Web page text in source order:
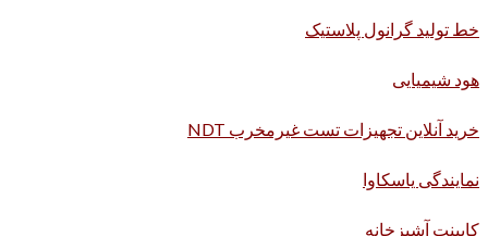
خط تولید گرانول پلاستیک
هود شیمیایی
خرید آنلاین تجهیزات تست غیرمخرب NDT
نمایندگی یاسکاوا
کابینت آشپزخانه